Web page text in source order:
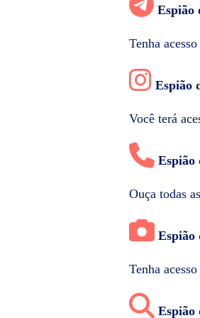
Espião
Tenha
Espião
Você terá
Espião
Ouça todas
Espião
Tenha
Espião